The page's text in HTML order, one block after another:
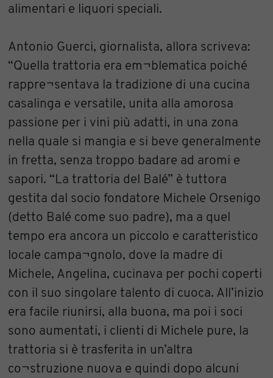
alimentari e liquori speciali.
Antonio Guerci, giornalista, allora scriveva:
“Quella trattoria era em¬blematica poiché
rappre¬sentava la tradizione di una cucina
casalinga e versatile, unita alla amorosa
passione per i vini più adatti, in una zona
nella quale si mangia e si beve generalmente
in fretta, senza troppo badare ad aromi e
sapori. “La trattoria del Balé” è tuttora
gestita dal socio fondatore Michele Orsenigo
(detto Balé come suo padre), ma a quel
tempo era ancora un piccolo e caratteristico
locale campa¬gnolo, dove la madre di
Michele, Angelina, cucinava per pochi coperti
con il suo singolare talento di cuoca. All’inizio
era facile riunirsi, alla buona, ma poi i soci
sono aumentati, i clienti di Michele pure, la
trattoria si è trasferita in un’altra
co¬struzione nuova e quindi dopo alcuni